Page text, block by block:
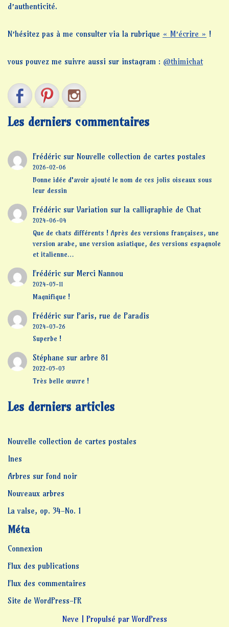
d’authenticité.
N’hésitez pas à me consulter via la rubrique « M’écrire » !
vous pouvez me suivre aussi sur instagram : @thimichat
Les derniers commentaires
Frédéricsur Nouvelle collection de cartes postales
2026-02-06
Bonne idée d'avoir ajouté le nom de ces jolis oiseaux sous
leur dessin
Frédéricsur Variation sur la calligraphie de Chat
2024-06-04
Que de chats différents ! Après des versions françaises, une
version arabe, une version asiatique, des versions espagnole
et italienne…
Frédéricsur Merci Nannou
2024-05-11
Magnifique !
Frédéricsur Paris, rue de Paradis
2024-03-26
Superbe !
Stéphane sur arbre 81
2022-05-03
Très belle œuvre !
Les derniers articles
Nouvelle collection de cartes postales
Ines
Arbres sur fond noir
Nouveaux arbres
La valse, op. 34-No. 1
Méta
Connexion
Flux des publications
Flux des commentaires
Site de WordPress-FR
Neve | Propulsé parWordPress